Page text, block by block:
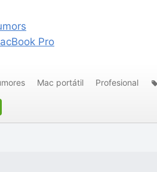
Pro
Mac portátil Profesional